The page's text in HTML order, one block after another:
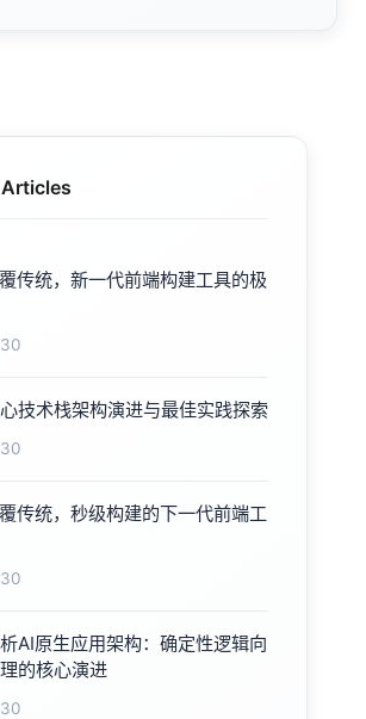
传统，新一代前端构建工具的极
技术栈架构演进与最佳实践探索
传统，秒级构建的下一代前端工
AI原生应用架构：确定性逻辑向
的核心演进